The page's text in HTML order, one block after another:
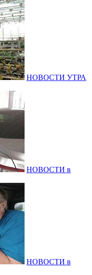
НОВОСТИ УТРА
НОВОСТИ в
НОВОСТИ в